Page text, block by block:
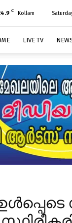
C Kollam
LIVE TV